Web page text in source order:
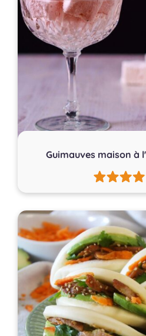
Guimauves maison à